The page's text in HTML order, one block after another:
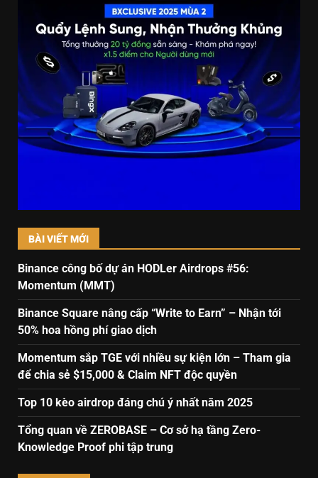
BÀI VIẾT MỚI
Binance công bố dự án HODLer Airdrops #56:
Momentum (MMT)
Binance Square nâng cấp “Write to Earn” – Nhận tới
50% hoa hồng phí giao dịch
Momentum sắp TGE với nhiều sự kiện lớn – Tham gia
để chia sẻ $15,000 & Claim NFT độc quyền
Top 10 kèo airdrop đáng chú ý nhất năm 2025
Tổng quan về ZEROBASE – Cơ sở hạ tầng Zero-
Knowledge Proof phi tập trung